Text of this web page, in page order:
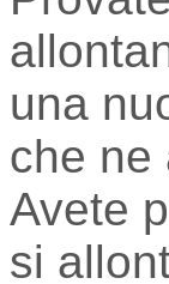
una
che ne
Avete
si